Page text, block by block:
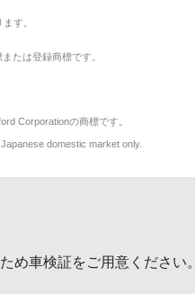
す。
たは登録商標です。
Corporationの商標です。
domestic market only.
め車検証をご用意ください。